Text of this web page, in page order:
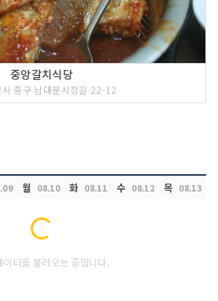
중앙갈치식당
시 중구 남대문시장길 22-12
월 08.10 화 08.11 수 08.12 목 08.13
Loading...
이터를 불러오는 중입니다.